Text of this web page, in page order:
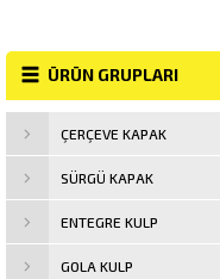
ÜRÜN GRUPLARI
ÇERÇEVE KAPAK
SÜRGÜ KAPAK
ENTEGRE KULP
GOLA KULP